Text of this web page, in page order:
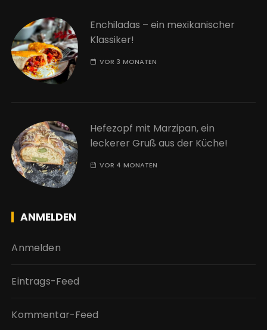
Enchiladas – ein mexikanischer
Klassiker!
VOR 3 MONATEN
Hefezopf mit Marzipan, ein
leckerer Gruß aus der Küche!
VOR 4 MONATEN
ANMELDEN
Anmelden
Eintrags-Feed
Kommentar-Feed